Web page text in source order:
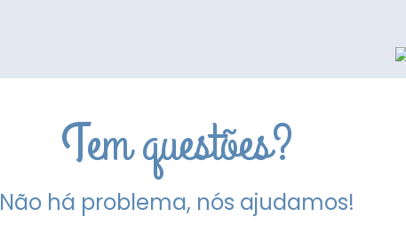
Tem questões?
Não há problema, nós ajudamos!